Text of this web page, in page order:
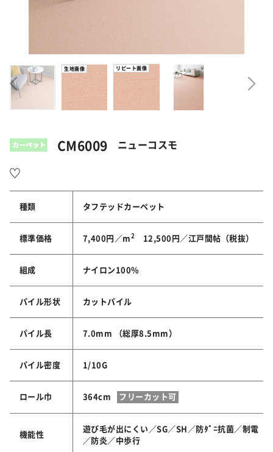
生地画像 リピート画像
CM6009 ニューコスモ
種類 タフテッドカーペット
標準価格 7,400円／m 2 12,500円／江戸間帖（税抜）
組成 ナイロン100%
パイル形状 カットパイル
パイル長 7.0mm （総厚8.5mm）
パイル密度 1/10G
ロール巾 364cm フリーカット可
機能性
遊び毛が出にくい／SG／SH／防ﾀﾞﾆ抗菌／制電
／防炎／中歩行